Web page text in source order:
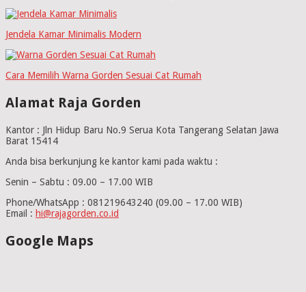
Jendela Kamar Minimalis Modern
Cara Memilih Warna Gorden Sesuai Cat Rumah
Alamat Raja Gorden
Kantor : Jln Hidup Baru No.9 Serua Kota Tangerang Selatan Jawa
Barat 15414
Anda bisa berkunjung ke kantor kami pada waktu :
Senin – Sabtu : 09.00 – 17.00 WIB
Phone/WhatsApp : 081219643240 (09.00 – 17.00 WIB)
Email : hi@rajagorden.co.id
Google Maps